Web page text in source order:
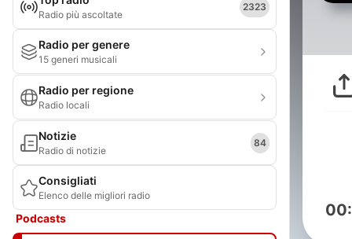
Radio più ascoltate
2323
Radio per genere
15 generi musicali
Radio per regione
Radio locali
Notizie
Radio di notizie
84
Consigliati
Elenco delle migliori radio
Podcasts